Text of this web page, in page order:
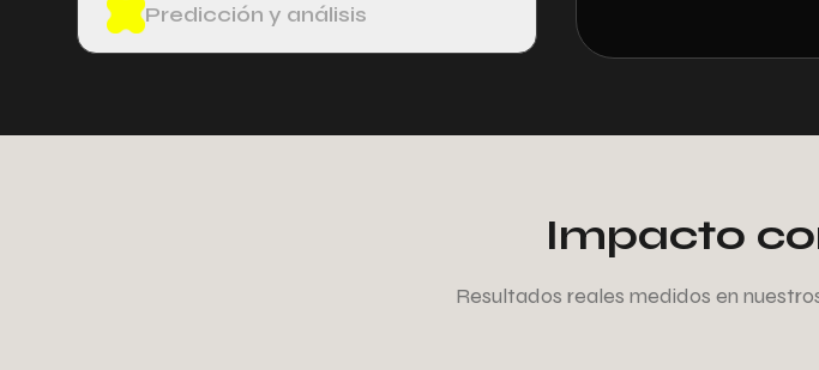
Predicción y análisis
Impacto
Resultados reales medidos en
−
3
3
3
5
3
0
4
+
2
1
1
2
1
4